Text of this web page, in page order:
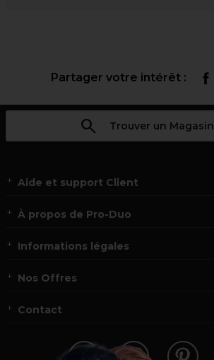
Partager votre intérêt :
Trouver un Magasin
Aide et support Client
À propos de Pro-Duo
Informations légales
Nos Offres
Contact